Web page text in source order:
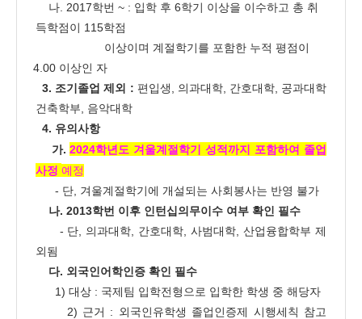
나. 2017학번 ~ : 입학 후 6학기 이상을 이수하고 총 취
득학점이 115학점
이상이며 계절학기를 포함한 누적 평점이
4.00 이상인 자
3. 조기졸업 제외 : 편입생, 의과대학, 간호대학, 공과대학
건축학부, 음악대학
4. 유의사항
가.2024학년도 겨울계절학기 성적까지 포함하여 졸업
사정 예정
- 단, 겨울계절학기에 개설되는 사회봉사는 반영 불가
나. 2013학번 이후 인턴십의무이수 여부 확인 필수
- 단, 의과대학, 간호대학, 사범대학, 산업융합학부 제
외됨
다. 외국인어학인증 확인 필수
1) 대상 : 국제팀 입학전형으로 입학한 학생 중 해당자
2) 근거 : 외국인유학생 졸업인증제 시행세칙 참고